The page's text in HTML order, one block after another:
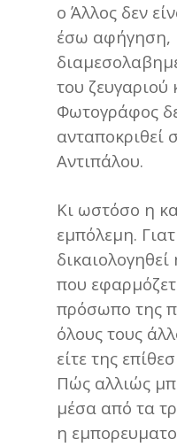
ο Άλλος δεν
έσω αφήγηση,
του ζευγαριού
Φωτογράφος
ανταποκριθεί
Αντιπάλου.
Κι ωστόσο η
εμπόλεμη.
που
πρόσωπο της
όλους τους
είτε της
Πώς αλλιώς
μέσα από τα
η